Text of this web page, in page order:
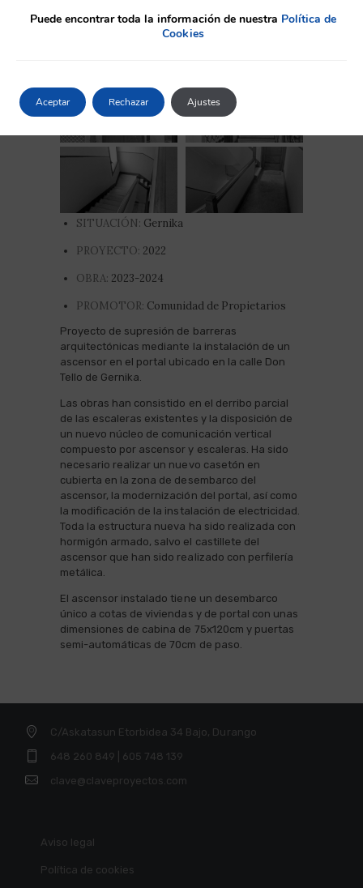
SITUACIÓN: Gernika
PROYECTO: 2022
OBRA: 2023-2024
PROMOTOR: Comunidad de Propietarios
Proyecto de supresión de barreras
arquitectónicas mediante la instalación de un
ascensor en el portal ubicado en la calle Don
Tello de Gernika.
Las obras han consistido en el derribo parcial
de las escaleras existentes y la disposición de
un nuevo núcleo de comunicación vertical
compuesto por ascensor y escaleras. Ha sido
necesario realizar un nuevo casetón en
cubierta en la zona de desembarco del
ascensor, la modernización del portal, así como
la modificación de la instalación de electricidad.
Toda la estructura nueva ha sido realizada con
hormigón armado, salvo el castillete del
ascensor que han sido realizado con perfilería
metálica.
El ascensor instalado tiene un desembarco
único a cotas de viviendas y de portal con unas
dimensiones de cabina de 75x120cm y puertas
semi-automáticas de 70cm de paso.
C/Askatasun Etorbidea 34 Bajo, Durango
648 260 849 | 605 748 139
clave@claveproyectos.com
Aviso legal
Política de cookies
Puede encontrar toda la información de nuestra Política de
Cookies
Aceptar Rechazar Ajustes